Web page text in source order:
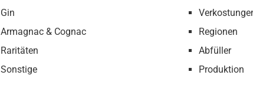
Gin
Armagnac & Cognac
Raritäten
Sonstige
Regionen
Abfüller
Produktion